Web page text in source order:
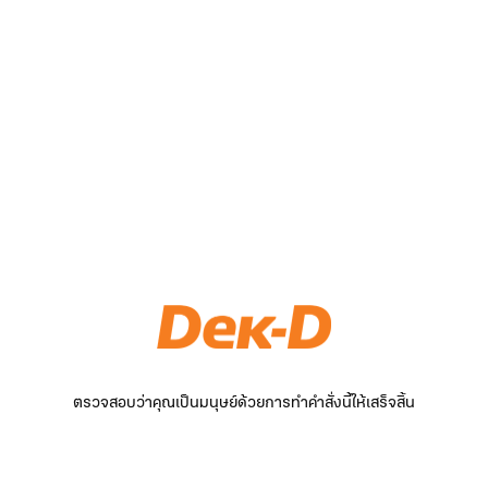
ตรวจสอบว่าคุณเป็นมนุษย์ด้วยการทำคำสั่งนี้ให้เสร็จสิ้น